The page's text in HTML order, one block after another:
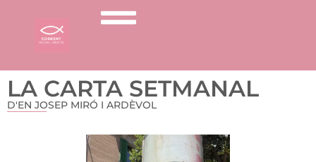
LA CARTA SETMANAL
D'EN JOSEP MIRÓ I ARDÈVOL